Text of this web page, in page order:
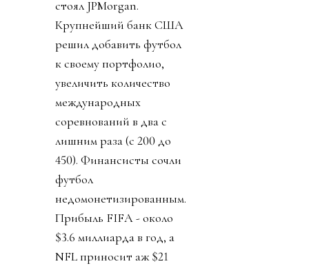
стоял JPMorgan.
Крупнейший банк США
решил добавить футбол
к своему портфолио,
увеличить количество
международных
соревнований в два с
лишним раза (с 200 до
450). Финансисты сочли
футбол
недомонетизированным.
Прибыль FIFA - около
$3.6 миллиарда в год, а
NFL приносит аж $21